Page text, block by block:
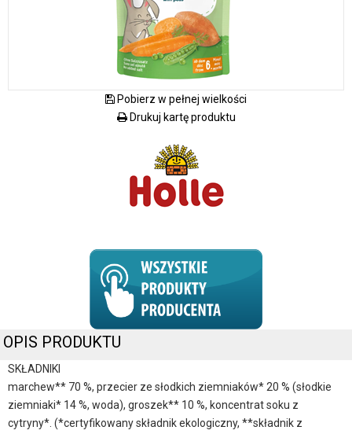
Pobierz w pełnej wielkości
Drukuj kartę produktu
OPIS PRODUKTU
SKŁADNIKI
marchew** 70 %, przecier ze słodkich ziemniaków* 20 % (słodkie
ziemniaki* 14 %, woda), groszek** 10 %, koncentrat soku z
cytryny*. (*certyfikowany składnik ekologiczny, **składnik z